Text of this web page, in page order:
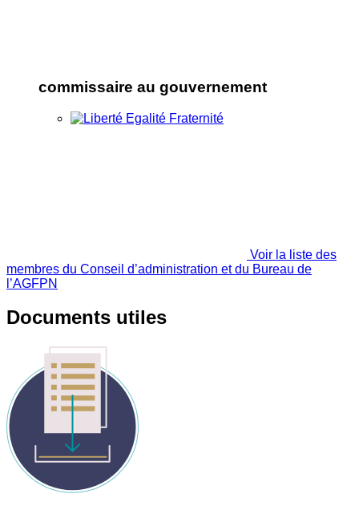
commissaire au gouvernement
Voir la liste des
membres du Conseil d’administration et du Bureau de
l’AGFPN
Documents utiles